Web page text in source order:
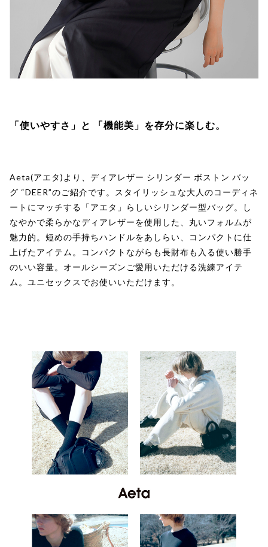
「使いやすさ」と 「機能美」を存分に楽しむ。
Aeta(アエタ)より、ディアレザー シリンダー ボストン バッ
グ “DEER”のご紹介です。スタイリッシュな大人のコーディネ
ートにマッチする「アエタ」らしいシリンダー型バッグ。し
なやかで柔らかなディアレザーを使用した、丸いフォルムが
魅力的。短めの手持ちハンドルをあしらい、コンパクトに仕
上げたアイテム。コンパクトながらも長財布も入る使い勝手
のいい容量。オールシーズンご愛用いただける洗練アイテ
ム。ユニセックスでお使いいただけます。